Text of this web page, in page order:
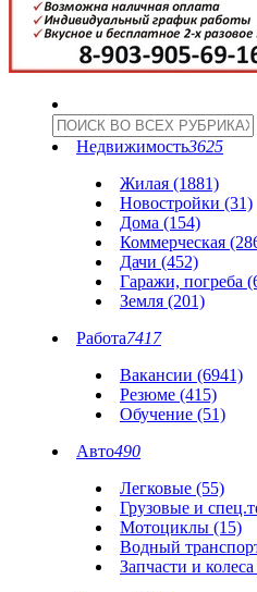
Недвижимость3625
Жилая (1881)
Новостройки (31)
Дома (154)
Коммерческая
Дачи (452)
Гаражи, погреба
Земля (201)
Работа7417
Вакансии (6941)
Резюме (415)
Обучение (51)
Авто490
Легковые (55)
Грузовые и
Мотоциклы (15)
Водный
Запчасти и